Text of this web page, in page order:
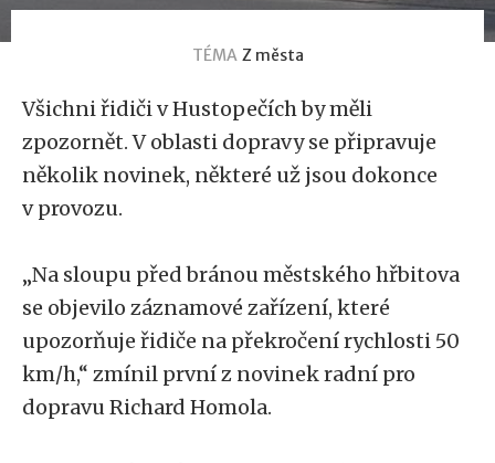
TÉMA Z města
Všichni řidiči v Hustopečích by měli
zpozornět. V oblasti dopravy se připravuje
několik novinek, některé už jsou dokonce
v provozu.
„Na sloupu před bránou městského hřbitova
se objevilo záznamové zařízení, které
upozorňuje řidiče na překročení rychlosti 50
km/h,“ zmínil první z novinek radní pro
dopravu Richard Homola.